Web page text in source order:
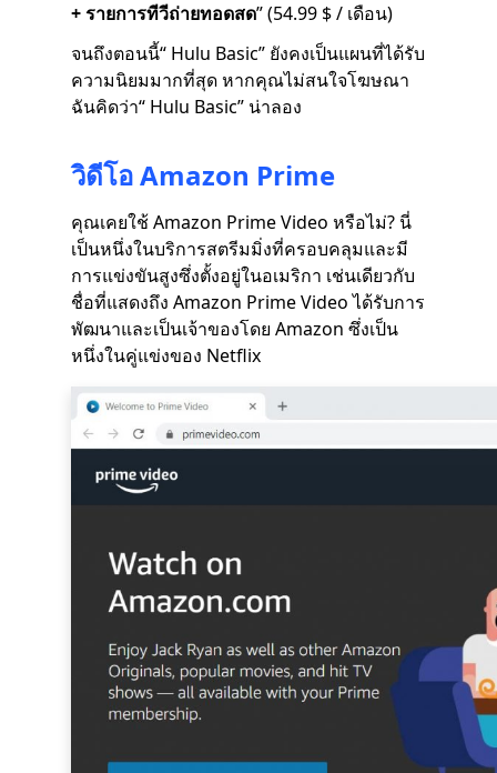
+ รายการทีวีถ่ายทอดสด” (54.99 $ / เดือน)
จนถึงตอนนี้“ Hulu Basic” ยังคงเป็นแผนที่ได้รับ
ความนิยมมากที่สุด หากคุณไม่สนใจโฆษณา
ฉันคิดว่า“ Hulu Basic” น่าลอง
วิดีโอ Amazon Prime
คุณเคยใช้ Amazon Prime Video หรือไม่? นี่
เป็นหนึ่งในบริการสตรีมมิ่งที่ครอบคลุมและมี
การแข่งขันสูงซึ่งตั้งอยู่ในอเมริกา เช่นเดียวกับ
ชื่อที่แสดงถึง Amazon Prime Video ได้รับการ
พัฒนาและเป็นเจ้าของโดย Amazon ซึ่งเป็น
หนึ่งในคู่แข่งของ Netflix